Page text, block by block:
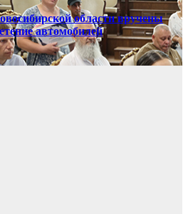
области вручены
автомобилей